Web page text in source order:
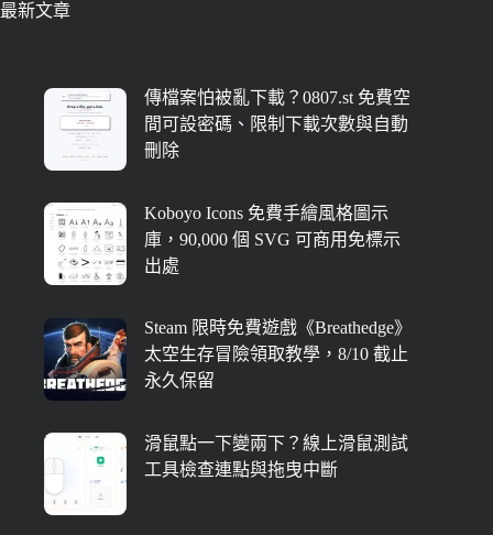
最新文章
傳檔案怕被亂下載？0807.st 免費空
間可設密碼、限制下載次數與自動
刪除
Koboyo Icons 免費手繪風格圖示
庫，90,000 個 SVG 可商用免標示
出處
Steam 限時免費遊戲《Breathedge》
太空生存冒險領取教學，8/10 截止
永久保留
滑鼠點一下變兩下？線上滑鼠測試
工具檢查連點與拖曳中斷